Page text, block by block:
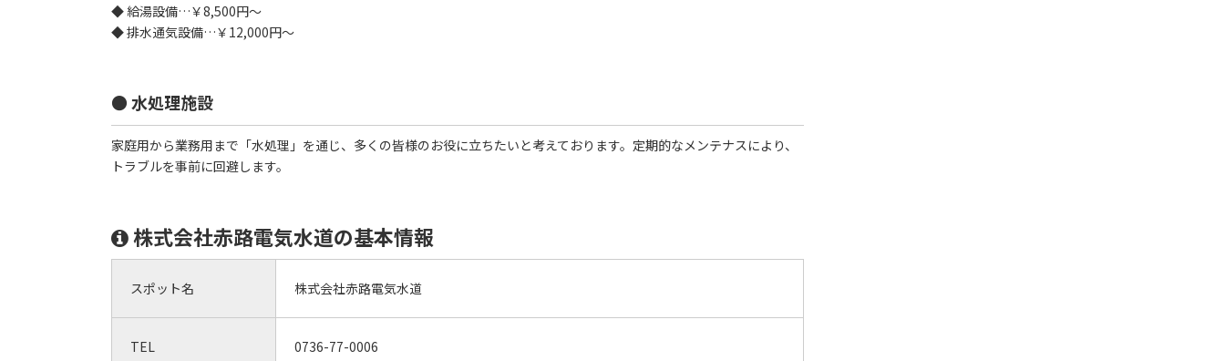
◆ 給湯設備…￥8,500円～
◆ 排水通気設備…￥12,000円～
● 水処理施設
家庭用から業務用まで「水処理」を通じ、多くの皆様のお役に立ちたいと考えております。定期的なメンテナスにより、
トラブルを事前に回避します。
株式会社赤路電気水道の基本情報
スポット名 株式会社赤路電気水道
TEL 0736-77-0006